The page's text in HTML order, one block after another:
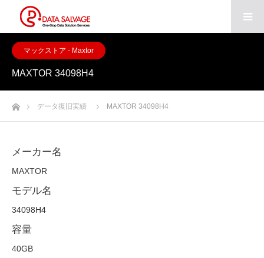
マックストア - Maxtor
MAXTOR 34098H4
ホームデータ復旧実績 MAXTOR 34098H4
メーカー名
MAXTOR
モデル名
34098H4
容量
40GB